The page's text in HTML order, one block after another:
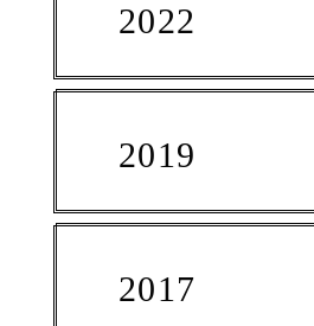
2022
2019
2017